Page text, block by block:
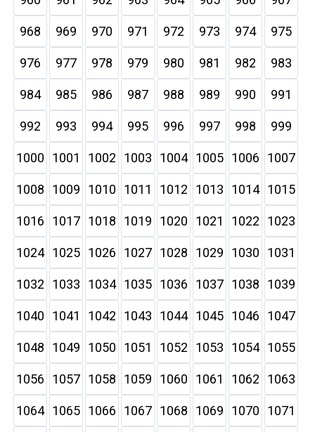
968 969 970 971 972 973 974 975
976 977 978 979 980 981 982 983
984 985 986 987 988 989 990 991
992 993 994 995 996 997 998 999
1000 1001 1002 1003 1004 1005 1006 1007
1008 1009 1010 1011 1012 1013 1014 1015
1016 1017 1018 1019 1020 1021 1022 1023
1024 1025 1026 1027 1028 1029 1030 1031
1032 1033 1034 1035 1036 1037 1038 1039
1040 1041 1042 1043 1044 1045 1046 1047
1048 1049 1050 1051 1052 1053 1054 1055
1056 1057 1058 1059 1060 1061 1062 1063
1064 1065 1066 1067 1068 1069 1070 1071